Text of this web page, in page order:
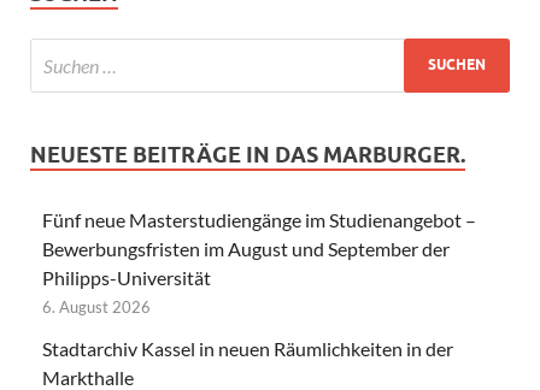
NEUESTE BEITRÄGE IN DAS MARBURGER.
Fünf neue Masterstudiengänge im Studienangebot –
Bewerbungsfristen im August und September der
Philipps-Universität
6. August 2026
Stadtarchiv Kassel in neuen Räumlichkeiten in der
Markthalle